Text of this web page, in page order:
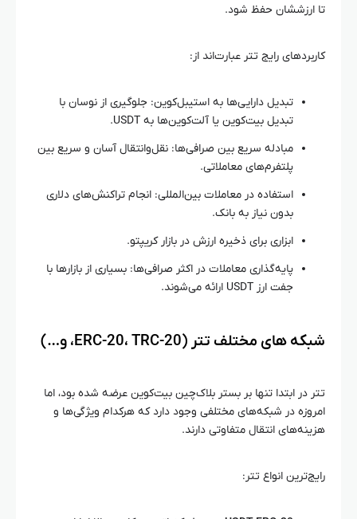
تا ارزششان حفظ شود.
کاربردهای رایج تتر عبارت‌اند از:
تبدیل دارایی‌ها به استیبل‌کوین: جلوگیری از نوسان با
تبدیل بیت‌کوین یا آلت‌کوین‌ها به USDT.
مبادله سریع بین صرافی‌ها: نقل‌وانتقال آسان و سریع بین
پلتفرم‌های معاملاتی.
استفاده در معاملات بین‌المللی: انجام تراکنش‌های دلاری
بدون نیاز به بانک.
ابزاری برای ذخیره ارزش در بازار کریپتو.
پایه‌گذاری معاملات در اکثر صرافی‌ها: بسیاری از بازارها با
جفت ارز USDT ارائه می‌شوند.
شبکه‌ های مختلف تتر (ERC-20، TRC-20، و…)
تتر در ابتدا تنها بر بستر بلاک‌چین بیت‌کوین عرضه شده بود، اما
امروزه در شبکه‌های مختلفی وجود دارد که هرکدام ویژگی‌ها و
هزینه‌های انتقال متفاوتی دارند.
رایج‌ترین انواع تتر: